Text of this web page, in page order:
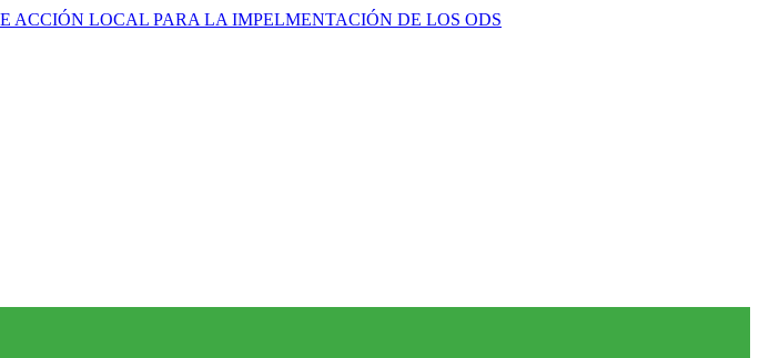
ACCIÓN LOCAL PARA LA IMPELMENTACIÓN DE LOS ODS